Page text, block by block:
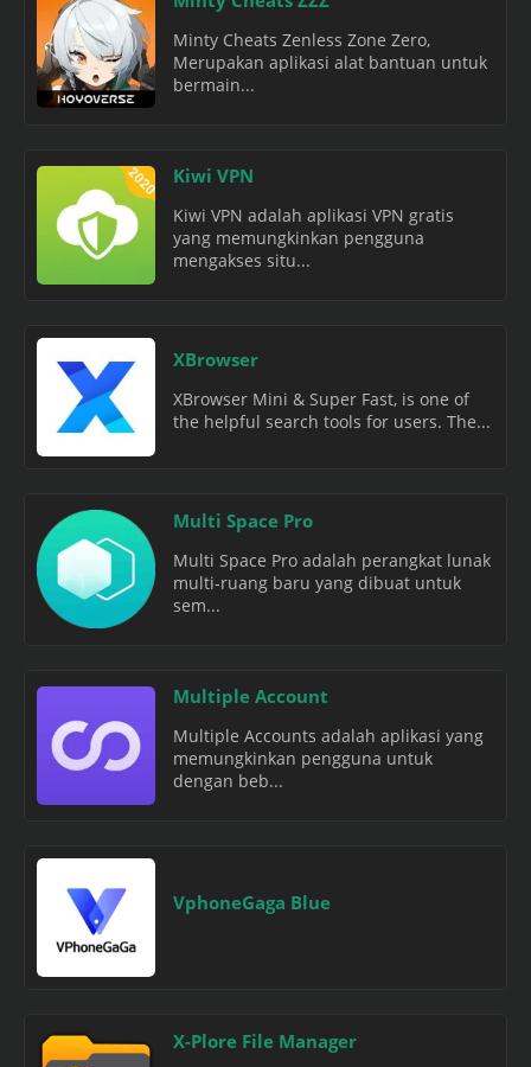
Minty Cheats Zenless Zone Zero,
Merupakan aplikasi alat bantuan untuk
bermain...
Kiwi VPN
Kiwi VPN adalah aplikasi VPN gratis
yang memungkinkan pengguna
mengakses situ...
XBrowser
XBrowser Mini & Super Fast, is one of
the helpful search tools for users. The...
Multi Space Pro
Multi Space Pro adalah perangkat lunak
multi-ruang baru yang dibuat untuk
sem...
Multiple Account
Multiple Accounts adalah aplikasi yang
memungkinkan pengguna untuk
dengan beb...
VphoneGaga Blue
X-Plore File Manager